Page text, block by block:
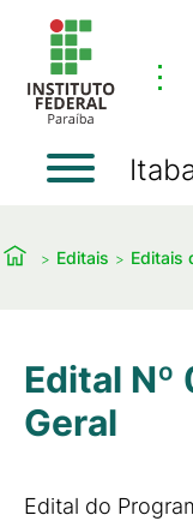
⋮
Editais Editais
Edital
Geral
Edital do